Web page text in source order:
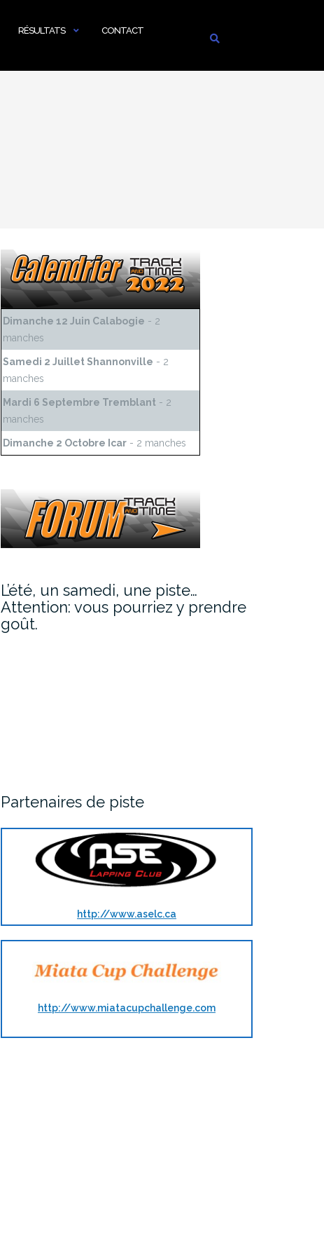
RÉSULTATS CONTACT
Dimanche 12 Juin Calabogie - 2
manches
Samedi 2 Juillet Shannonville - 2
manches
Mardi 6 Septembre Tremblant - 2
manches
Dimanche 2 Octobre Icar - 2 manches
L’été, un samedi, une piste…
Attention: vous pourriez y prendre
goût.
Partenaires de piste
http://www.aselc.ca
http://www.miatacupchallenge.com